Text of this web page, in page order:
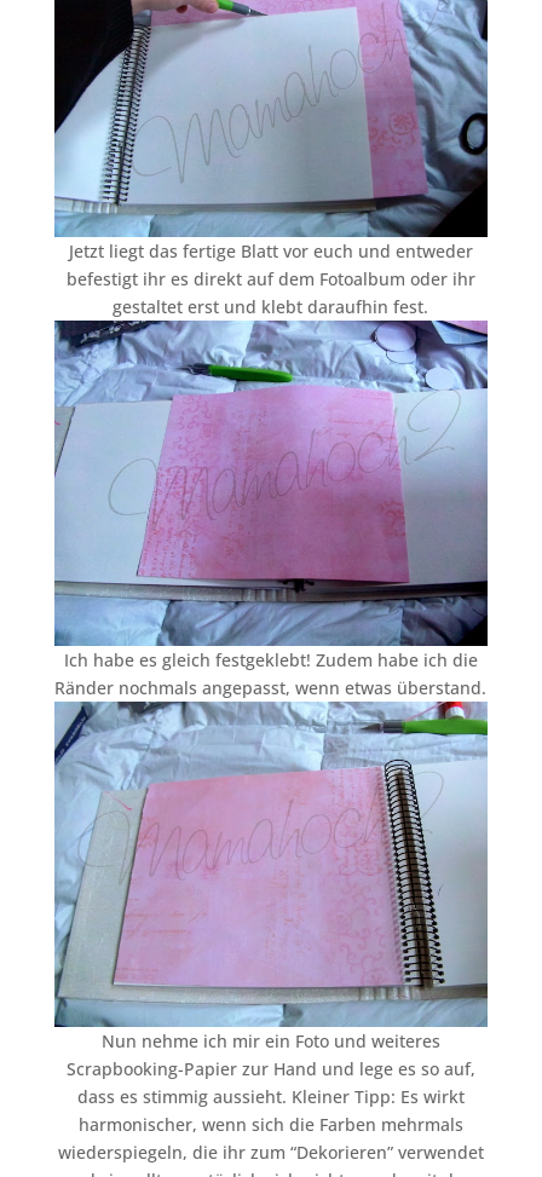
Jetzt liegt das fertige Blatt vor euch und entweder
befestigt ihr es direkt auf dem Fotoalbum oder ihr
gestaltet erst und klebt daraufhin fest.
Ich habe es gleich festgeklebt! Zudem habe ich die
Ränder nochmals angepasst, wenn etwas überstand.
Nun nehme ich mir ein Foto und weiteres
Scrapbooking-Papier zur Hand und lege es so auf,
dass es stimmig aussieht. Kleiner Tipp: Es wirkt
harmonischer, wenn sich die Farben mehrmals
wiederspiegeln, die ihr zum “Dekorieren” verwendet